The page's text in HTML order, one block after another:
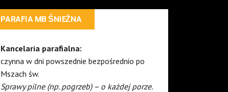
PARAFIA MB ŚNIEŻNA
Kancelaria parafialna:
czynna w dni powszednie bezpośrednio po
Mszach św.
Sprawy pilne (np. pogrzeb) – o każdej porze.